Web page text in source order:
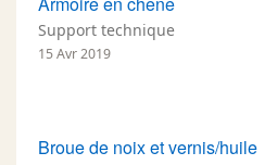
Support technique
15 Avr 2019
Broue de noix et vernis/huile